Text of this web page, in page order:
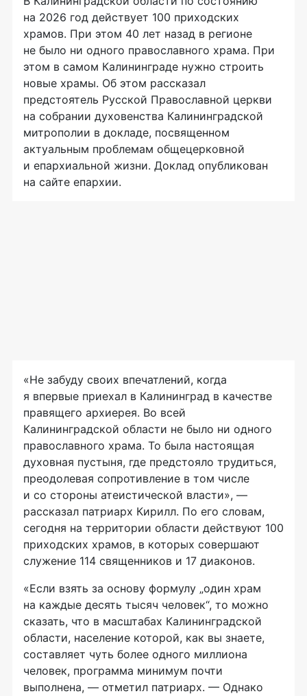
на 2026 год действует 100 приходских
храмов. При этом 40 лет назад в регионе
не было ни одного православного храма. При
этом в самом Калининграде нужно строить
новые храмы. Об этом рассказал
предстоятель Русской Православной церкви
на собрании духовенства Калининградской
митрополии в докладе, посвященном
актуальным проблемам общецерковной
и епархиальной жизни. Доклад опубликован
на сайте епархии.
«Не забуду своих впечатлений, когда
я впервые приехал в Калининград в качестве
правящего архиерея. Во всей
Калининградской области не было ни одного
православного храма. То была настоящая
духовная пустыня, где предстояло трудиться,
преодолевая сопротивление в том числе
и со стороны атеистической власти», —
рассказал патриарх Кирилл. По его словам,
сегодня на территории области действуют 100
приходских храмов, в которых совершают
служение 114 священников и 17 диаконов.
«Если взять за основу формулу „один храм
на каждые десять тысяч человек“, то можно
сказать, что в масштабах Калининградской
области, население которой, как вы знаете,
составляет чуть более одного миллиона
человек, программа минимум почти
выполнена, — отметил патриарх. — Однако